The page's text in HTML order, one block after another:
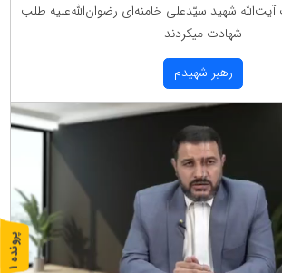
شهید سیّدعلی خامنه‌ای رضوان‌الله‌علیه طلب
شهادت میكردند
رهبر شهیدم
پ
ر
و
ن
د
ه
1